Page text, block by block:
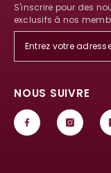
S'inscrire pour des
exclusifs à nos
NOUS SUIVRE